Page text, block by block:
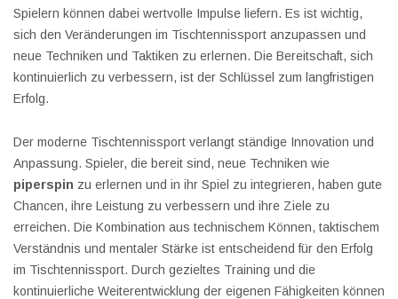
Spielern können dabei wertvolle Impulse liefern. Es ist wichtig,
sich den Veränderungen im Tischtennissport anzupassen und
neue Techniken und Taktiken zu erlernen. Die Bereitschaft, sich
kontinuierlich zu verbessern, ist der Schlüssel zum langfristigen
Erfolg.
Der moderne Tischtennissport verlangt ständige Innovation und
Anpassung. Spieler, die bereit sind, neue Techniken wie
piperspin zu erlernen und in ihr Spiel zu integrieren, haben gute
Chancen, ihre Leistung zu verbessern und ihre Ziele zu
erreichen. Die Kombination aus technischem Können, taktischem
Verständnis und mentaler Stärke ist entscheidend für den Erfolg
im Tischtennissport. Durch gezieltes Training und die
kontinuierliche Weiterentwicklung der eigenen Fähigkeiten können